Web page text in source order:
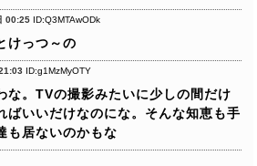
00:25 ID:Q3MTAwODk
けっつ～の
ID:g1MzMyOTY
な。TVの撮影みたいに少しの間だけ
ばいいだけなのにな。そんな知恵も手
も居ないのかもな